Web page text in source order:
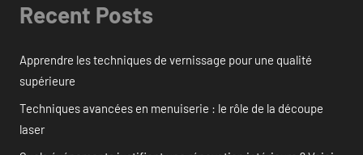
Recent Posts
Apprendre les techniques de vernissage pour une qualité
supérieure
Techniques avancées en menuiserie : le rôle de la découpe
laser